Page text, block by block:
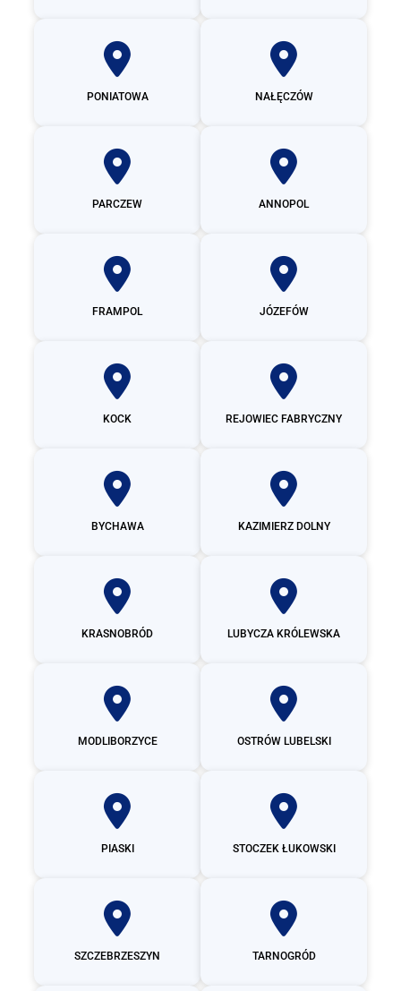
PONIATOWA NAŁĘCZÓW
PARCZEW ANNOPOL
FRAMPOL JÓZEFÓW
KOCK REJOWIEC FABRYCZNY
BYCHAWA KAZIMIERZ DOLNY
KRASNOBRÓD LUBYCZA KRÓLEWSKA
MODLIBORZYCE OSTRÓW LUBELSKI
PIASKI STOCZEK ŁUKOWSKI
SZCZEBRZESZYN TARNOGRÓD